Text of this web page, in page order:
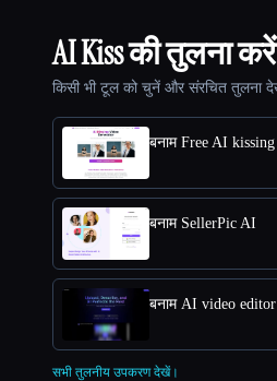
AI Kiss की तुलना
किसी भी टूल को चुनें और संरचित तुलना
बनाम Free AI
बनाम SellerPic AI
बनाम AI video editor
सभी तुलनीय उपकरण देखें।